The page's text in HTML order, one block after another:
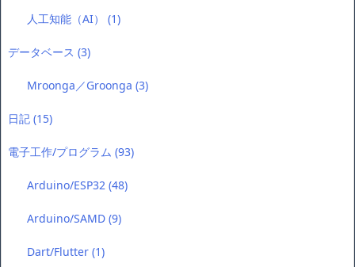
人工知能（AI）(1)
データベース (3)
Mroonga／Groonga(3)
日記 (15)
電子工作/プログラム (93)
Arduino/ESP32(48)
Arduino/SAMD(9)
Dart/Flutter(1)